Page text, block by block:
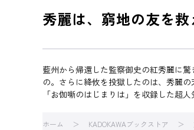
秀麗は、窮地の友を
藍州から帰還した監察御史の紅秀麗に
の。さらに絳攸を投獄したのは、秀麗
「お伽噺のはじまりは」を収録した超人
ホーム KADOKAWAブックストア